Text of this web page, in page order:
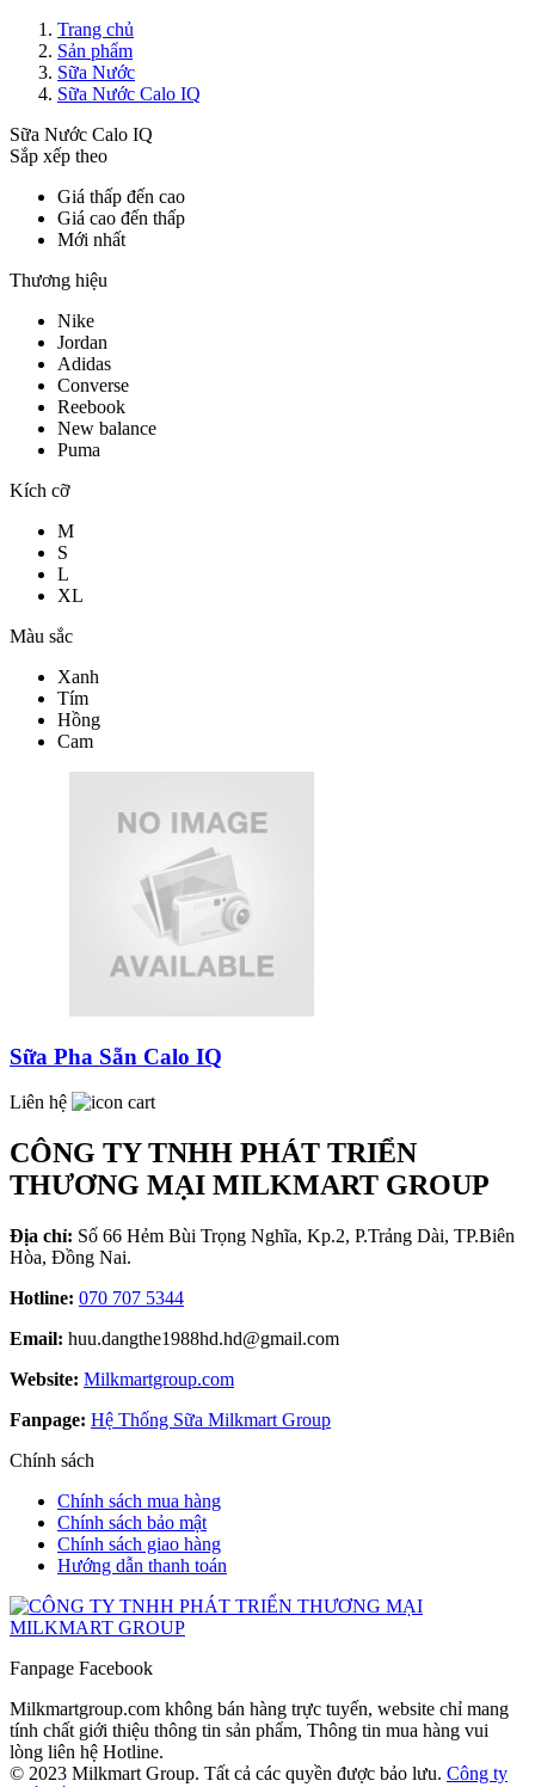
Trang chủ
Sản phẩm
Sữa Nước
Sữa Nước Calo IQ
Sữa Nước Calo IQ
Sắp xếp theo
Giá thấp đến cao
Giá cao đến thấp
Mới nhất
Thương hiệu
Nike
Jordan
Adidas
Converse
Reebook
New balance
Puma
Kích cỡ
M
S
L
XL
Màu sắc
Xanh
Tím
Hồng
Cam
Sữa Pha Sẵn Calo IQ
Liên hệ
CÔNG TY TNHH PHÁT TRIỂN
THƯƠNG MẠI MILKMART GROUP
Địa chỉ: Số 66 Hẻm Bùi Trọng Nghĩa, Kp.2, P.Trảng Dài, TP.Biên
Hòa, Đồng Nai.
Hotline: 070 707 5344
Email: huu.dangthe1988hd.hd@gmail.com
Website: Milkmartgroup.com
Fanpage: Hệ Thống Sữa Milkmart Group
Chính sách
Chính sách mua hàng
Chính sách bảo mật
Chính sách giao hàng
Hướng dẫn thanh toán
Fanpage Facebook
Milkmartgroup.com không bán hàng trực tuyến, website chỉ mang
tính chất giới thiệu thông tin sản phẩm, Thông tin mua hàng vui
lòng liên hệ Hotline.
© 2023 Milkmart Group. Tất cả các quyền được bảo lưu. Công ty